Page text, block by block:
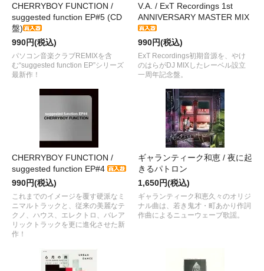
CHERRYBOY FUNCTION /
suggested function EP#5 (CD
盤)
990円(税込)
パソコン音楽クラブREMIXを含
む“suggested function EP”シリーズ
最新作！
V.A. / ExT Recordings 1st
ANNIVERSARY MASTER MIX
990円(税込)
ExT Recordings初期音源を、やけ
のはらがDJ MIXしたレーベル設立
一周年記念盤。
CHERRYBOY FUNCTION /
suggested function EP#4
990円(税込)
これまでのイメージを覆す硬派なミ
ニマルトラックと、従来の美麗なテ
クノ、ハウス、エレクトロ、バレア
リックトラックを更に進化させた新
作！
ギャランティーク和恵 / 夜に起
きるパトロン
1,650円(税込)
ギャランティーク和恵久々のオリジ
ナル曲は、若き鬼才・町あかり作詞
作曲によるニューウェーブ歌謡。